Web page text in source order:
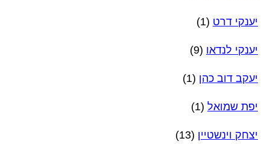
יענקי דרט (1)
יענקי לנדאו (9)
יעקב דוב כהן (1)
יפת שמואל (1)
יצחק וינשטיין (13)